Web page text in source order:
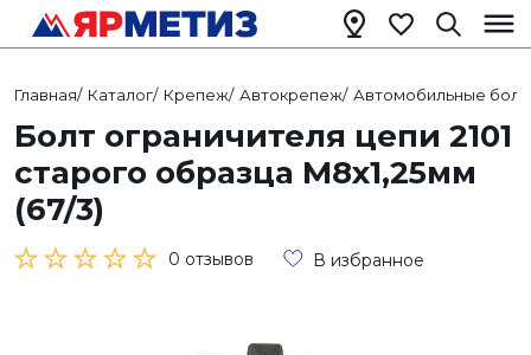
Главная/ Каталог/ Крепеж/ Автокрепеж/ Автомобильные
Болт ограничителя цепи 2101
старого образца М8х1,25мм
(67/3)
0 отзывов В избранное